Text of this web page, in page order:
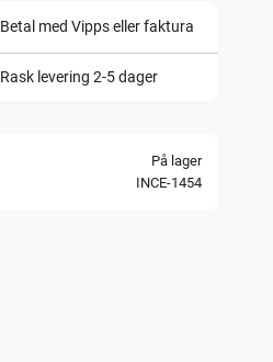
Betal med Vipps eller faktura
Rask levering 2-5 dager
På lager
INCE-1454